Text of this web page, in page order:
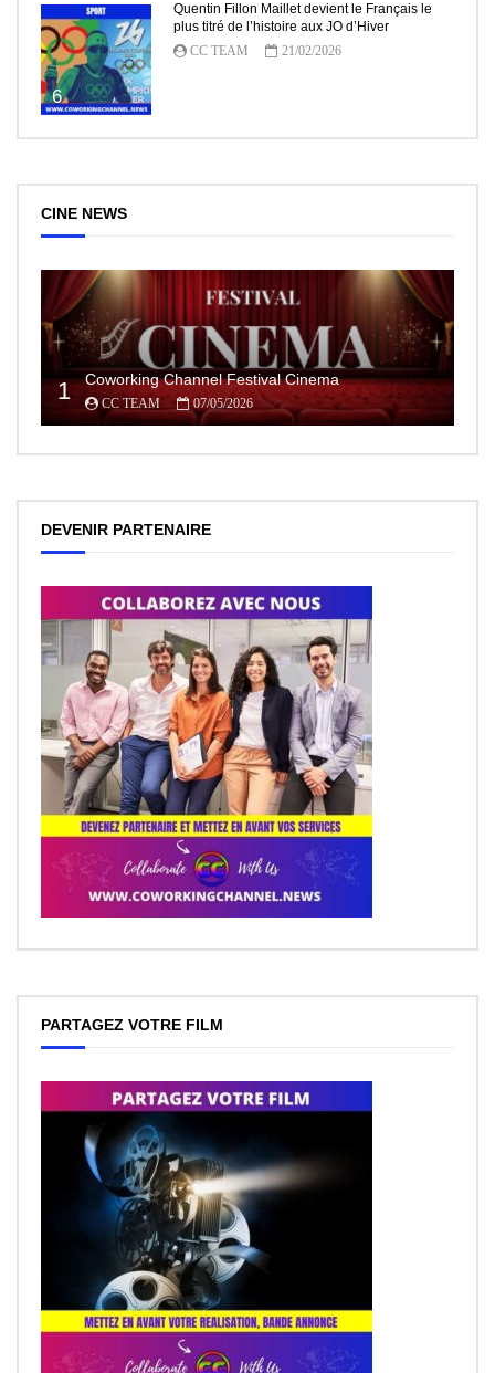
6
Quentin Fillon Maillet devient le Français le
plus titré de l’histoire aux JO d’Hiver
CC TEAM
21/02/2026
CINE NEWS
1 Coworking Channel Festival Cinema
CC TEAM 07/05/2026
DEVENIR PARTENAIRE
PARTAGEZ VOTRE FILM